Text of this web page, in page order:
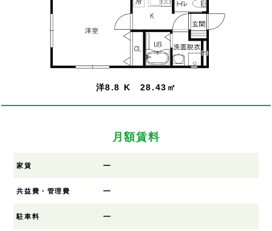
洋8.8 K 28.43㎡
月額賃料
家賃 ー
共益費・管理費 ー
駐車料 ー